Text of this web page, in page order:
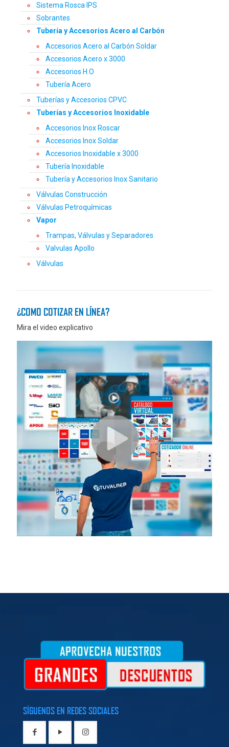
Sistema Rosca IPS
Sobrantes
Tubería y Accesorios Acero al Carbón
Accesorios Acero al Carbón Soldar
Accesorios Acero x 3000
Accesorios H.O
Tubería Acero
Tuberías y Accesorios CPVC
Tuberías y Accesorios Inoxidable
Accesorios Inox Roscar
Accesorios Inox Soldar
Accesorios Inoxidable x 3000
Tubería Inoxidable
Tubería y Accesorios Inox Sanitario
Válvulas Construcción
Válvulas Petroquímicas
Vapor
Trampas, Válvulas y Separadores
Valvulas Apollo
Válvulas
¿COMO COTIZAR EN LÍNEA?
Mira el video explicativo
SÍGUENOS EN REDES SOCIALES